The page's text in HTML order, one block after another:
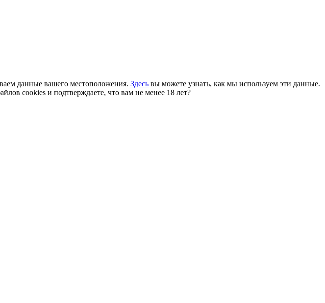
данные вашего местоположения. Здесь вы можете узнать, как мы используем эти данные.
cookies и подтверждаете, что вам не менее 18 лет?